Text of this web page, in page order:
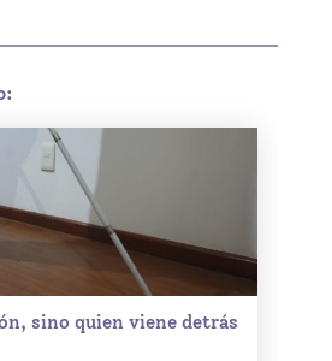
sino quien viene detrás